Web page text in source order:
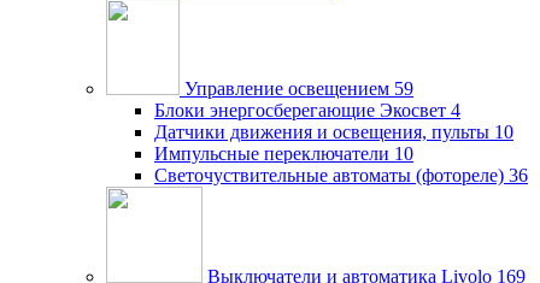
Управление освещением 59
Блоки энергосберегающие Экосвет 4
Датчики движения и освещения, пульты 10
Импульсные переключатели 10
Светочуствительные автоматы (фотореле) 36
Выключатели и автоматика Livolo 169